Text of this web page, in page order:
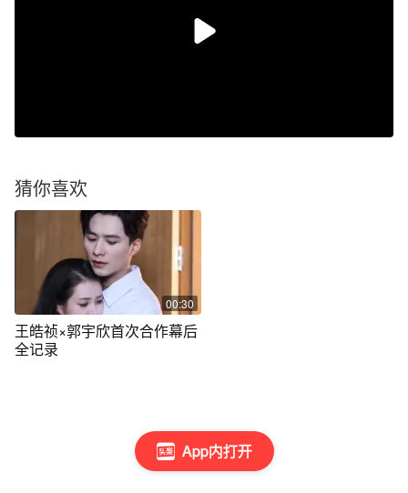
App内打开
猜你喜欢
00:30
王皓祯×郭宇欣首次合作幕后
全记录